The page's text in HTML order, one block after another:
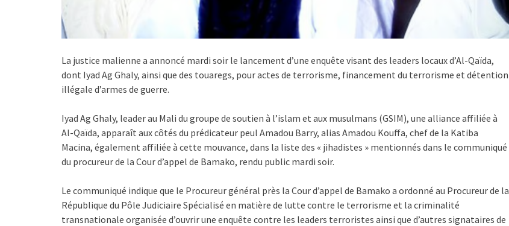
La justice malienne a annoncé mardi soir le lancement d’une enquête visant des leaders locaux d’Al-Qaïda,
dont Iyad Ag Ghaly, ainsi que des touaregs, pour actes de terrorisme, financement du terrorisme et détention
illégale d’armes de guerre.
Iyad Ag Ghaly, leader au Mali du groupe de soutien à l’islam et aux musulmans (GSIM), une alliance affiliée à
Al-Qaïda, apparaît aux côtés du prédicateur peul Amadou Barry, alias Amadou Kouffa, chef de la Katiba
Macina, également affiliée à cette mouvance, dans la liste des « jihadistes » mentionnés dans le communiqué
du procureur de la Cour d’appel de Bamako, rendu public mardi soir.
Le communiqué indique que le Procureur général près la Cour d’appel de Bamako a ordonné au Procureur de la
République du Pôle Judiciaire Spécialisé en matière de lutte contre le terrorisme et la criminalité
transnationale organisée d’ouvrir une enquête contre les leaders terroristes ainsi que d’autres signataires de